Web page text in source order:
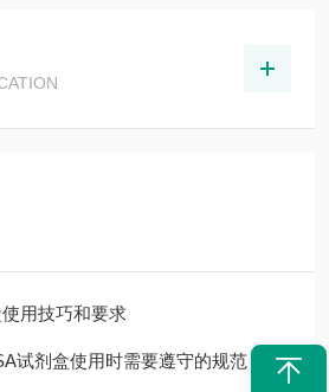
用技巧和要求
试剂盒使用时需要遵守的规范